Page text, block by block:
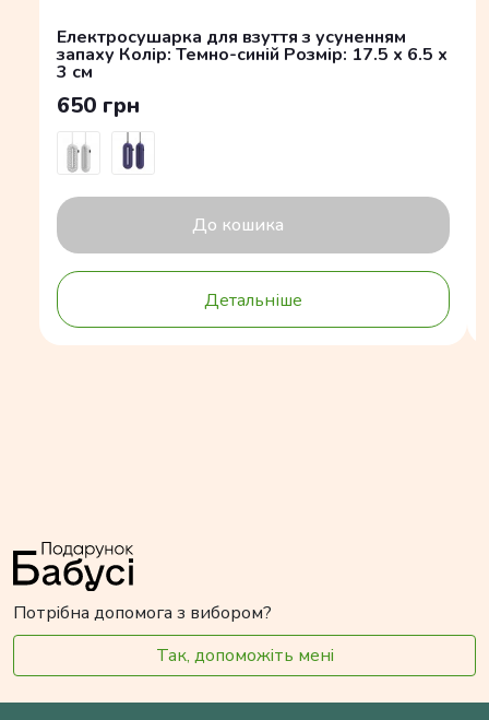
Електросушарка для взуття з усуненням
запаху Колір: Темно-синій Розмір: 17.5 x 6.5 x
3 см
650 грн
До кошика
Детальніше
Потрібна допомога з вибором?
Так, допоможіть мені